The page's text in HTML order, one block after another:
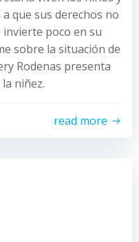
que sus derechos no
poco en su
sobre la situación de
Rodenas presenta
niñez.
read more